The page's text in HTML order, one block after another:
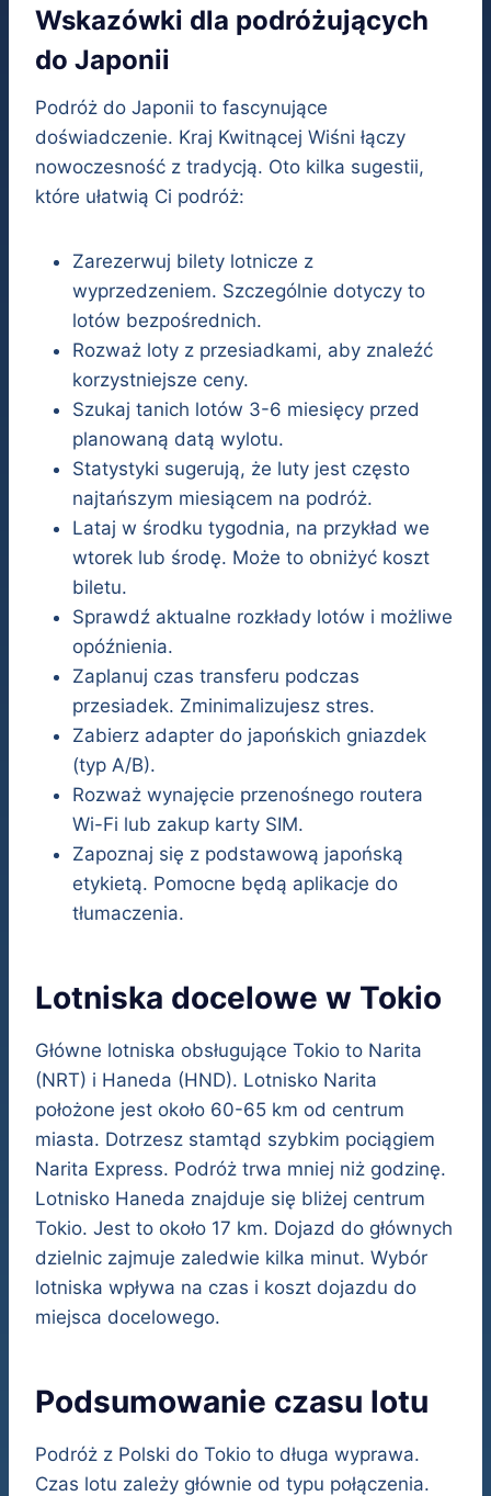
Wskazówki dla podróżujących
do Japonii
Podróż do Japonii to fascynujące
doświadczenie. Kraj Kwitnącej Wiśni łączy
nowoczesność z tradycją. Oto kilka sugestii,
które ułatwią Ci podróż:
Zarezerwuj bilety lotnicze z
wyprzedzeniem. Szczególnie dotyczy to
lotów bezpośrednich.
Rozważ loty z przesiadkami, aby znaleźć
korzystniejsze ceny.
Szukaj tanich lotów 3-6 miesięcy przed
planowaną datą wylotu.
Statystyki sugerują, że luty jest często
najtańszym miesiącem na podróż.
Lataj w środku tygodnia, na przykład we
wtorek lub środę. Może to obniżyć koszt
biletu.
Sprawdź aktualne rozkłady lotów i możliwe
opóźnienia.
Zaplanuj czas transferu podczas
przesiadek. Zminimalizujesz stres.
Zabierz adapter do japońskich gniazdek
(typ A/B).
Rozważ wynajęcie przenośnego routera
Wi-Fi lub zakup karty SIM.
Zapoznaj się z podstawową japońską
etykietą. Pomocne będą aplikacje do
tłumaczenia.
Lotniska docelowe w Tokio
Główne lotniska obsługujące Tokio to Narita
(NRT) i Haneda (HND). Lotnisko Narita
położone jest około 60-65 km od centrum
miasta. Dotrzesz stamtąd szybkim pociągiem
Narita Express. Podróż trwa mniej niż godzinę.
Lotnisko Haneda znajduje się bliżej centrum
Tokio. Jest to około 17 km. Dojazd do głównych
dzielnic zajmuje zaledwie kilka minut. Wybór
lotniska wpływa na czas i koszt dojazdu do
miejsca docelowego.
Podsumowanie czasu lotu
Podróż z Polski do Tokio to długa wyprawa.
Czas lotu zależy głównie od typu połączenia.